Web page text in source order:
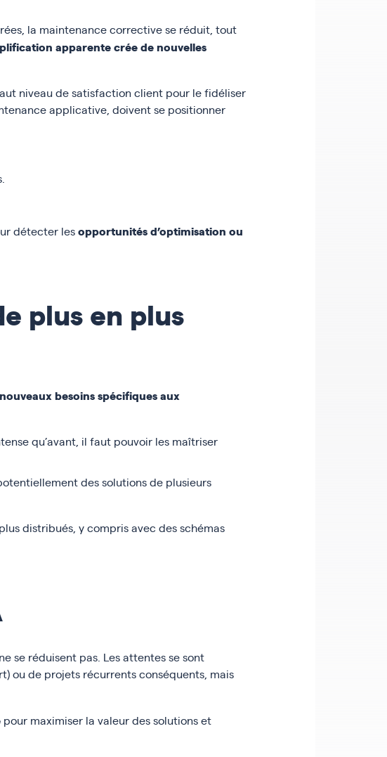
la maintenance corrective se réduit, tout
apparente crée de nouvelles
niveau de satisfaction client pour le fidéliser
applicative, doivent se positionner
détecter lesopportunités d’optimisation ou
plus en plus
nouveaux besoins spécifiques aux
qu’avant, il faut pouvoir les maîtriser
des solutions de plusieurs
distribués, y compris avec des schémas
se réduisent pas. Les attentes se sont
ou de projets récurrents conséquents, mais
pour maximiser la valeur des solutions et